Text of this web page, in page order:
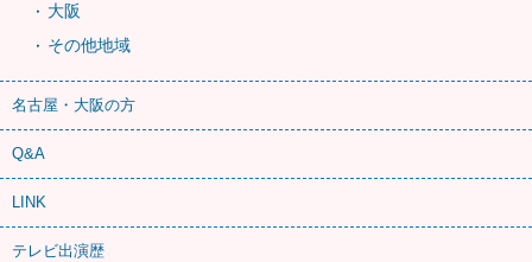
大阪
その他地域
名古屋・大阪の方
Q&A
LINK
テレビ出演歴